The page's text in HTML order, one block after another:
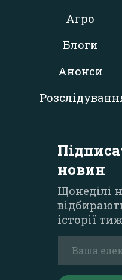
Агро
Блоги
Анонси
новин
Щонеділі
історії